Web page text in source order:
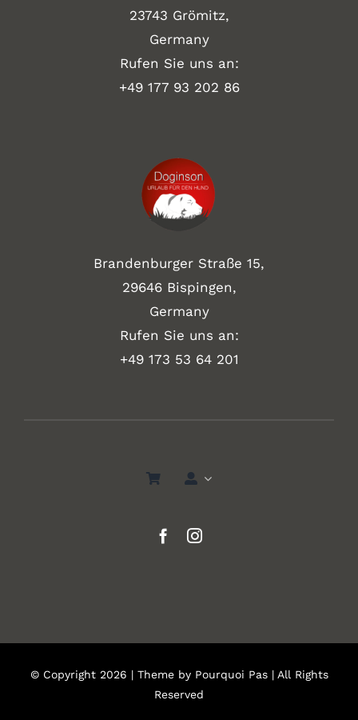
23743 Grömitz,
Germany
Rufen Sie uns an:
+49 177 93 202 86
Brandenburger Straße 15,
29646 Bispingen,
Germany
Rufen Sie uns an:
+49 173 53 64 201
© Copyright 2026 | Theme by Pourquoi Pas| All Rights
Reserved